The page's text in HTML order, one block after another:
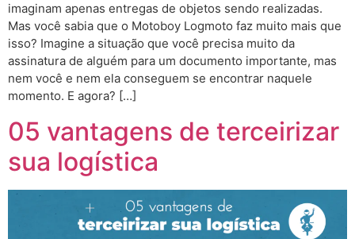
imaginam apenas entregas de objetos sendo realizadas.
Mas você sabia que o Motoboy Logmoto faz muito mais que
isso? Imagine a situação que você precisa muito da
assinatura de alguém para um documento importante, mas
nem você e nem ela conseguem se encontrar naquele
momento. E agora? […]
05 vantagens de terceirizar
sua logística